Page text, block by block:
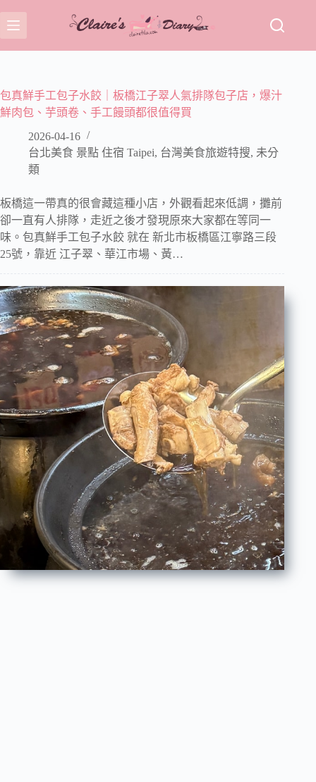
至
主
容
包真鮮手工包子水餃｜板橋江子翠人氣排隊包子店，爆汁
鮮肉包、芋頭卷、手工饅頭都很值得買
2026-04-16
台北美食 景點 住宿 Taipei, 台灣美食旅遊特搜, 未分
類
板橋這一帶真的很會藏這種小店，外觀看起來低調，攤前
卻一直有人排隊，走近之後才發現原來大家都在等同一
味。包真鮮手工包子水餃 就在 新北市板橋區江寧路三段
25號，靠近 江子翠、華江市場、黃…